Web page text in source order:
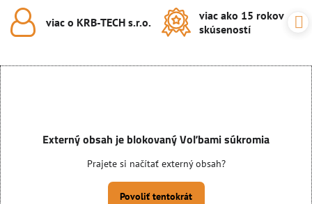
viac o KRB-TECH s​.r​.o​.
viac ako 15 rokov
skúseností
Externý obsah je blokovaný Voľbami súkromia
Prajete si načítať externý obsah?
Povoliť tentokrát